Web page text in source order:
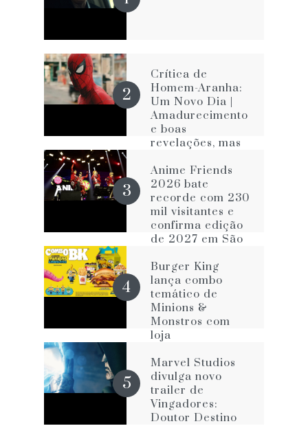
Crítica de
Homem-Aranha:
Um Novo Dia |
Amadurecimento
e boas
revelações, mas
vícios que o
impede de ser
melhor
Anime Friends
2026 bate
recorde com 230
mil visitantes e
confirma edição
de 2027 em São
Burger King
lança combo
temático de
Minions &
Monstros com
loja
Avenida Paulista
Marvel Studios
divulga novo
trailer de
Vingadores:
Doutor Destino